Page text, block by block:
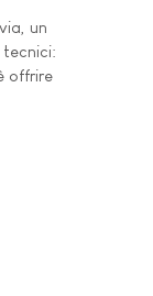
un
offrire